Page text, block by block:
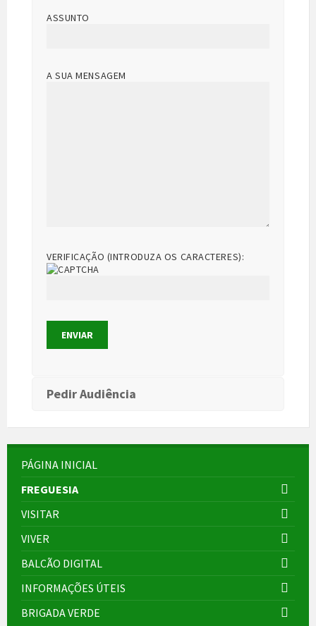
ASSUNTO
A SUA MENSAGEM
VERIFICAÇÃO (INTRODUZA OS CARACTERES):
Pedir Audiência
PÁGINA INICIAL
FREGUESIA
VISITAR
VIVER
BALCÃO DIGITAL
INFORMAÇÕES ÚTEIS
BRIGADA VERDE